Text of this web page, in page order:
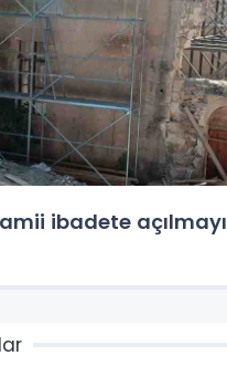
ibadete açılmayı